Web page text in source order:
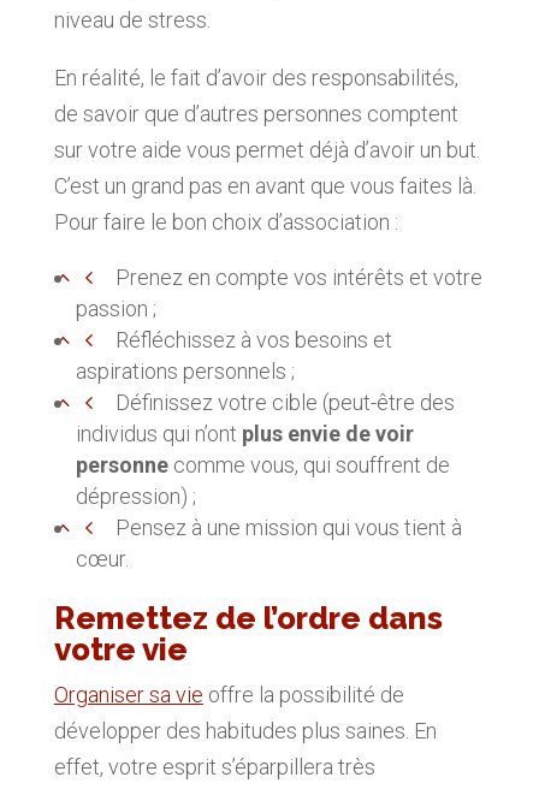
niveau de stress.
En réalité, le fait d’avoir des responsabilités,
de savoir que d’autres personnes comptent
sur votre aide vous permet déjà d’avoir un but.
C’est un grand pas en avant que vous faites là.
Pour faire le bon choix d’association :
Prenez en compte vos intérêts et votre
passion ;
Réfléchissez à vos besoins et
aspirations personnels ;
Définissez votre cible (peut-être des
individus qui n’ont plus envie de voir
personnecomme vous, qui souffrent de
dépression) ;
Pensez à une mission qui vous tient à
cœur.
Remettez de l’ordre dans
votre vie
Organiser sa vie offre la possibilité de
développer des habitudes plus saines. En
effet, votre esprit s’éparpillera très